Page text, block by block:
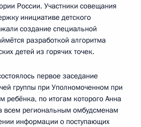
России. Участники совещания
инициативе детского
создание специальной
разработкой алгоритма
детей из горячих точек.
первое заседание
группы при Уполномоченном при
ребёнка, по итогам которого Анна
всем региональным омбудсменам
информации о поступающих